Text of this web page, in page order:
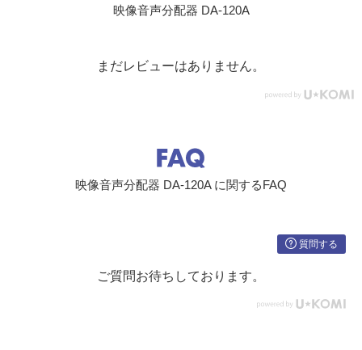
映像音声分配器 DA-120A
まだレビューはありません。
映像音声分配器 DA-120A に関するFAQ
質問する
ご質問お待ちしております。